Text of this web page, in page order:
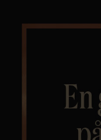
Om oss